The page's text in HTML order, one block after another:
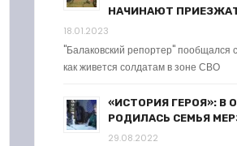
НАЧИНАЮТ
18.01.2023
"Балаковский репортер" пообщался
как живется солдатам в зоне СВО
«ИСТОРИЯ ГЕРОЯ»: В
РОДИЛАСЬ СЕМЬЯ
29.08.2022